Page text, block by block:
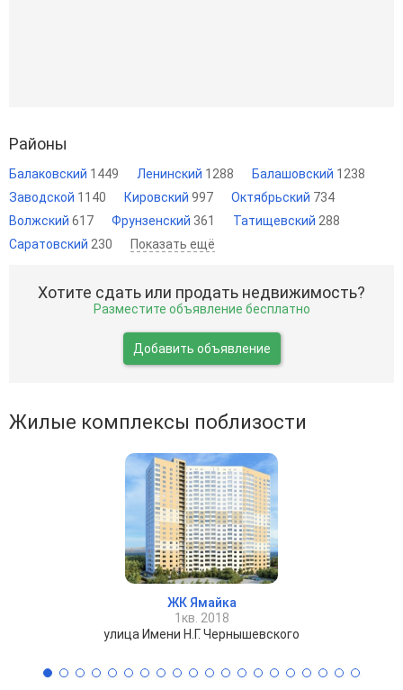
Районы
Балаковский 1449 Ленинский 1288 Балашовский 1238
Заводской 1140 Кировский 997 Октябрьский 734
Волжский 617 Фрунзенский 361 Татищевский 288
Саратовский 230 Показать ещё
Хотите сдать или продать недвижимость?
Разместите объявление бесплатно
Добавить объявление
Жилые комплексы поблизости
ЖК Ямайка
1кв. 2018
улица Имени Н.Г. Чернышевского